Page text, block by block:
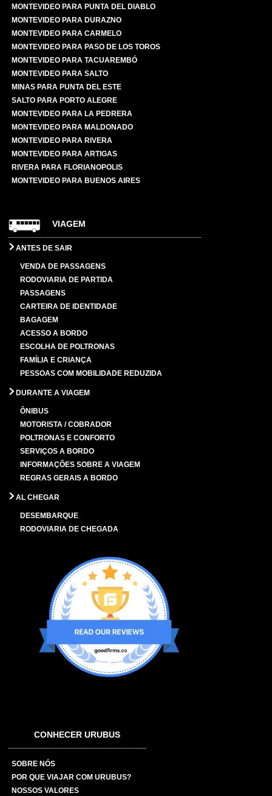
MONTEVIDEO PARA PUNTA DEL DIABLO
MONTEVIDEO PARA DURAZNO
MONTEVIDEO PARA CARMELO
MONTEVIDEO PARA PASO DE LOS TOROS
MONTEVIDEO PARA TACUAREMBÓ
MONTEVIDEO PARA SALTO
MINAS PARA PUNTA DEL ESTE
SALTO PARA PORTO ALEGRE
MONTEVIDEO PARA LA PEDRERA
MONTEVIDEO PARA MALDONADO
MONTEVIDEO PARA RIVERA
MONTEVIDEO PARA ARTIGAS
RIVERA PARA FLORIANOPOLIS
MONTEVIDEO PARA BUENOS AIRES
VIAGEM
ANTES DE SAIR
VENDA DE PASSAGENS
RODOVIARIA DE PARTIDA
PASSAGENS
CARTEIRA DE IDENTIDADE
BAGAGEM
ACESSO A BORDO
ESCOLHA DE POLTRONAS
FAMÍLIA E CRIANÇA
PESSOAS COM MOBILIDADE REDUZIDA
DURANTE A VIAGEM
ÔNIBUS
MOTORISTA / COBRADOR
POLTRONAS E CONFORTO
SERVIÇOS A BORDO
INFORMAÇÕES SOBRE A VIAGEM
REGRAS GERAIS A BORDO
AL CHEGAR
DESEMBARQUE
RODOVIARIA DE CHEGADA
CONHECER URUBUS
SOBRE NÓS
POR QUE VIAJAR COM URUBUS?
NOSSOS VALORES